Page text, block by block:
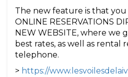
The new feature is that
ONLINE RESERVATIONS
NEW WEBSITE, where we
best rates, as well as rental
telephone.
> https://